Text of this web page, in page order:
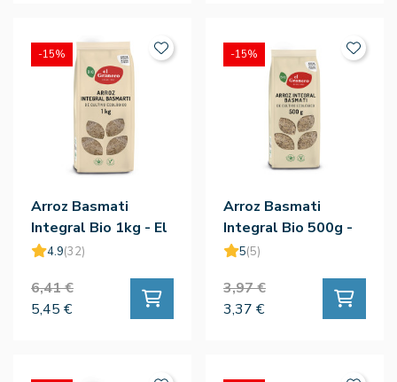
Arroz Basmati
Integral Bio 1kg - El
Granero
4.9(32)
6,41 €
5,45 €
-15%
Arroz Basmati
Integral Bio 500g -
El Granero
5(5)
3,97 €
3,37 €
-15%